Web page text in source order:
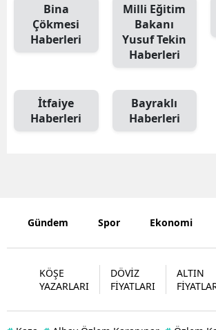
Bina
Çökmesi
Haberleri
Milli Eğitim
Bakanı
Yusuf Tekin
Haberleri
İtfaiye
Haberleri
Bayraklı
Haberleri
Gündem Spor Ekonomi
KÖŞE
YAZARLARI
DÖVİZ
FİYATLARI
ALTIN